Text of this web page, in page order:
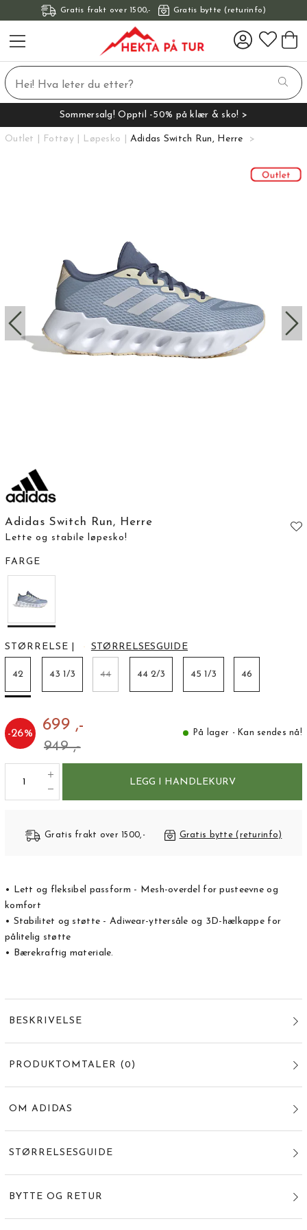
Gratis frakt over 1500,- Gratis bytte (returinfo)
Sommersalg! Opptil -50% på klær & sko! >
Outlet Fottøy Løpesko Adidas Switch Run, Herre
Adidas Switch Run, Herre
Lette og stabile løpesko!
FARGE
STØRRELSE STØRRELSESGUIDE
42 43 1/3 44 44 2/3 45 1/3 46
-26% 699 ,-
949 ,-
På lager - Kan sendes nå!
LEGG I HANDLEKURV
Gratis frakt over 1500,- Gratis bytte (returinfo)
• Lett og fleksibel passform - Mesh-overdel for pusteevne og
komfort
• Stabilitet og støtte - Adiwear-yttersåle og 3D-hælkappe for
pålitelig støtte
• Bærekraftig materiale.
BESKRIVELSE
PRODUKTOMTALER (0 )
OM ADIDAS
STØRRELSESGUIDE
BYTTE OG RETUR